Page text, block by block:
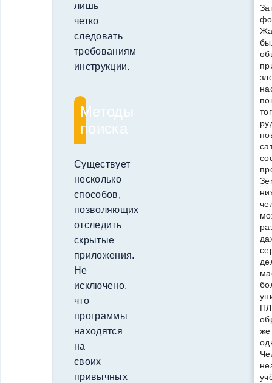
лишь
четко
следовать
требованиям
инструкции.
Методы
поиска
Существует
несколько
способов,
позволяющих
отследить
скрытые
приложения.
Не
исключено,
что
программы
находятся
на
своих
привычных
же